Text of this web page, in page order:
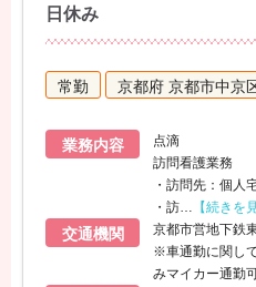
日休み
常勤 京都府 京都市中京
業務内容
点滴
訪問看護業務
・訪問先：個人
・訪… 【続きを
交通機関
京都市営地下鉄
※車通勤に関し
みマイカー通勤